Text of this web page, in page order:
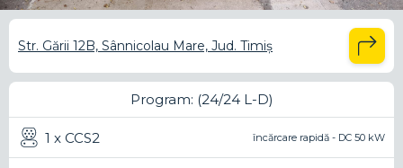
Str. Gării 12B, Sânnicolau Mare, Jud. Timiș
Program: (24/24 L-D)
1 x CCS2 încărcare rapidă - DC 50 kW